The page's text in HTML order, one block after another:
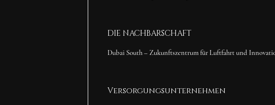
DIE NACHBARSCHAFT
Dubai South – Zukunftszentrum für Luftfahrt und
Versorgungsunternehmen